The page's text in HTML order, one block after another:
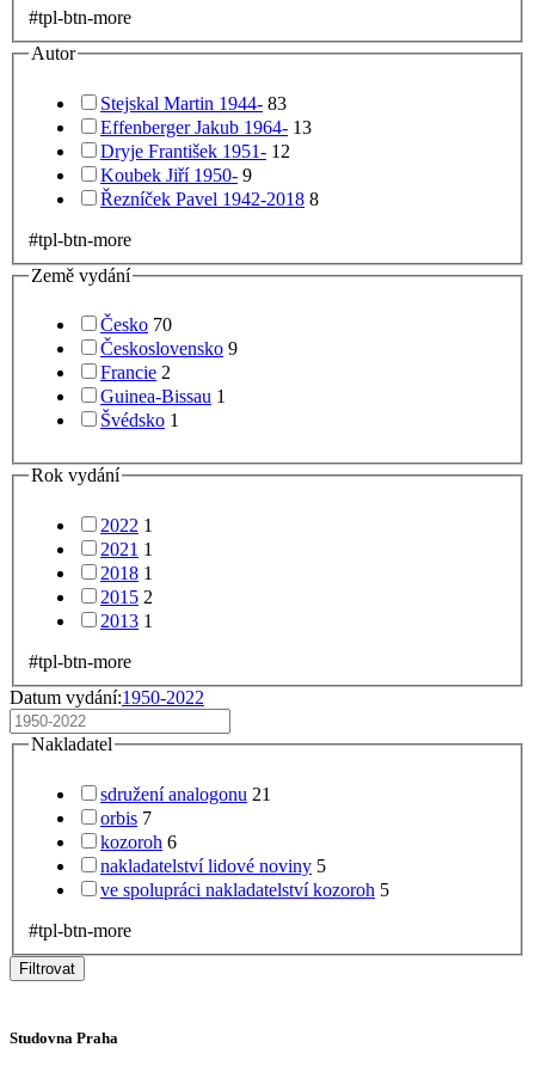
#tpl-btn-more
Autor
Stejskal Martin 1944- 83
Effenberger Jakub 1964- 13
Dryje František 1951- 12
Koubek Jiří 1950- 9
Řezníček Pavel 1942-2018 8
#tpl-btn-more
Země vydání
Česko 70
Československo 9
Francie 2
Guinea-Bissau 1
Švédsko 1
Rok vydání
2022 1
2021 1
2018 1
2015 2
2013 1
#tpl-btn-more
Datum vydání:1950-2022
Nakladatel
sdružení analogonu 21
orbis 7
kozoroh 6
nakladatelství lidové noviny 5
ve spolupráci nakladatelství kozoroh 5
#tpl-btn-more
Filtrovat
Studovna Praha